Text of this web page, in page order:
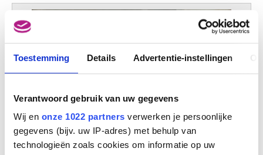
Toestemming Details Advertentie-instellingen
Verantwoord gebruik van uw gegevens
Wij en onze 1022 partners verwerken je persoonlijke
gegevens (bijv. uw IP-adres) met behulp van
technologieën zoals cookies om informatie op uw